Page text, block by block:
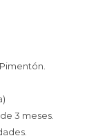
3 meses.